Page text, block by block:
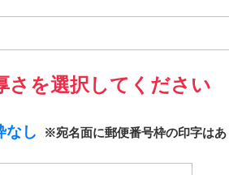
さを選択してください
なし